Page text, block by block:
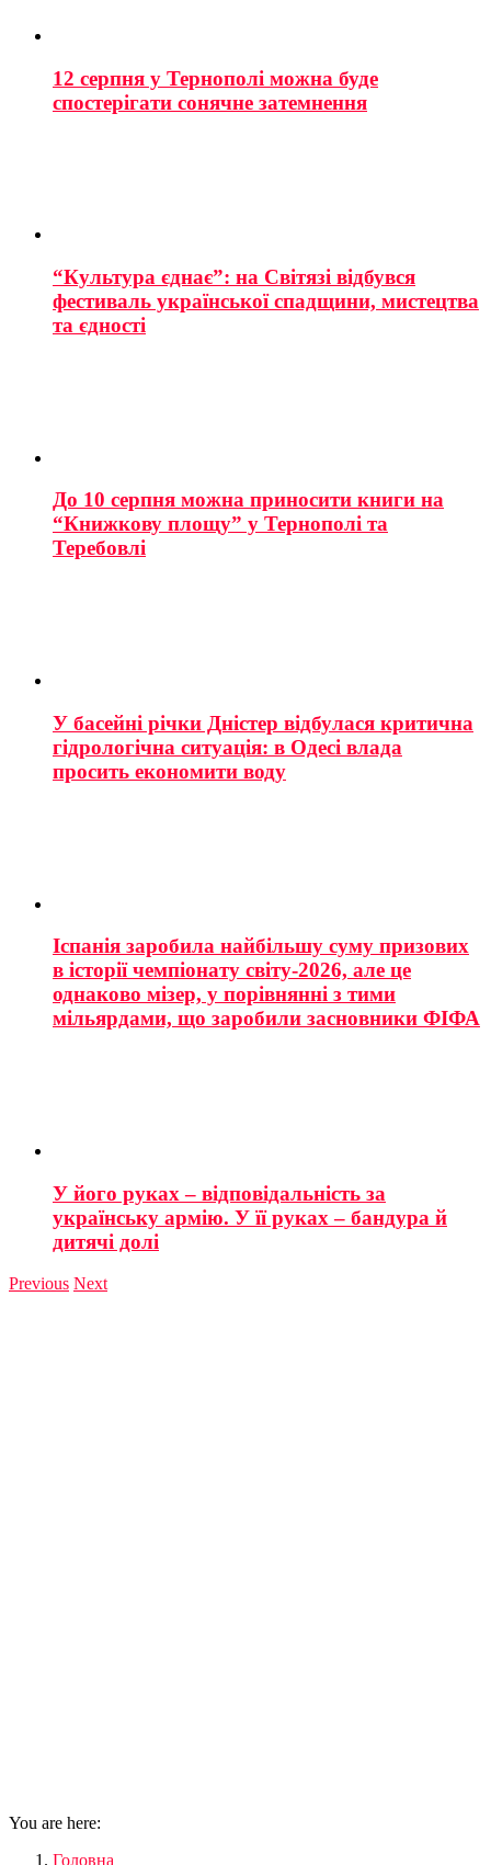
12 серпня у Тернополі можна буде
спостерігати сонячне затемнення
“Культура єднає”: на Світязі відбувся
фестиваль української спадщини, мистецтва
та єдності
До 10 серпня можна приносити книги на
“Книжкову площу” у Тернополі та
Теребовлі
У басейні річки Дністер відбулася критична
гідрологічна ситуація: в Одесі влада
просить економити воду
Іспанія заробила найбільшу суму призових
в історії чемпіонату світу-2026, але це
однаково мізер, у порівнянні з тими
мільярдами, що заробили засновники ФІФА
У його руках – відповідальність за
українську армію. У її руках – бандура й
дитячі долі
Previous Next
You are here:
Головна